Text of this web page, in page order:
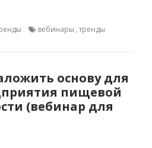
вебинары , тренды
основу для
пищевой
(вебинар для